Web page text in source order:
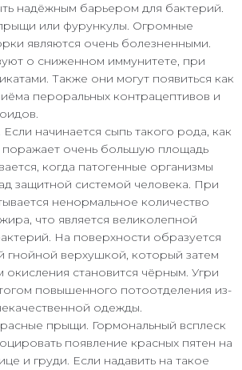
надёжным барьером для бактерий.
или фурункулы. Огромные
являются очень болезненными.
о сниженном иммунитете, при
Также они могут появиться как
пероральных контрацептивов и
начинается сыпь такого рода, как
поражает очень большую площадь
когда патогенные организмы
защитной системой человека. При
ненормальное количество
что является великолепной
На поверхности образуется
гнойной верхушкой, который затем
окисления становится чёрным. Угри
повышенного потоотделения из-
одежды.
прыщи. Гормональный всплеск
появление красных пятен на
и груди. Если надавить на такое